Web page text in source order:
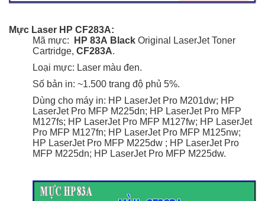
Mực Laser HP CF283A:
Mã mực:
HP 83A Black Original LaserJet Toner
Cartridge, CF283A.
Loại mực: Laser màu đen.
Số bản in: ~1.500 trang độ phủ 5%.
Dùng cho máy in: HP LaserJet Pro M201dw; HP
LaserJet Pro MFP M225dn; HP LaserJet Pro MFP
M127fs; HP LaserJet Pro MFP M127fw; HP LaserJet
Pro MFP M127fn; HP LaserJet Pro MFP M125nw;
HP LaserJet Pro MFP M225dw ; HP LaserJet Pro
MFP M225dn; HP LaserJet Pro MFP M225dw.